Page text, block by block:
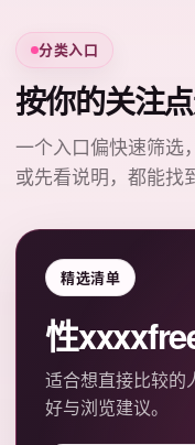
分类入口
按你的关注
一个入口偏快速筛选
或先看说明，都能找
精选清单
性
适合想直接比较的
好与浏览建议。